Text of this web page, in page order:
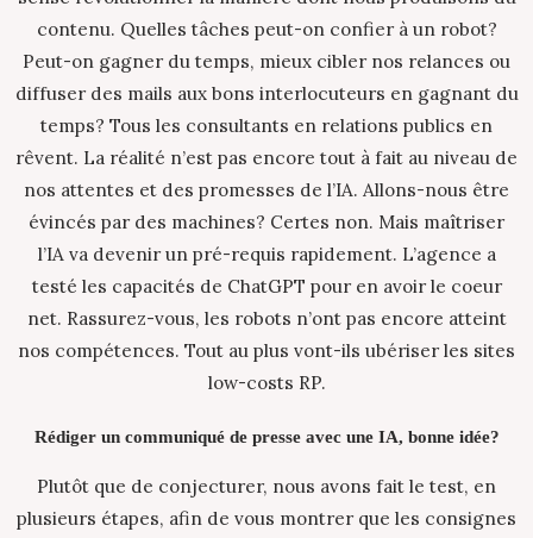
contenu. Quelles tâches peut-on confier à un robot?
Peut-on gagner du temps, mieux cibler nos relances ou
diffuser des mails aux bons interlocuteurs en gagnant du
temps? Tous les consultants en relations publics en
rêvent. La réalité n’est pas encore tout à fait au niveau de
nos attentes et des promesses de l’IA. Allons-nous être
évincés par des machines? Certes non. Mais maîtriser
l’IA va devenir un pré-requis rapidement. L’agence a
testé les capacités de ChatGPT pour en avoir le coeur
net. Rassurez-vous, les robots n’ont pas encore atteint
nos compétences. Tout au plus vont-ils ubériser les sites
low-costs RP.
Rédiger un communiqué de presse avec une IA, bonne idée?
Plutôt que de conjecturer, nous avons fait le test, en
plusieurs étapes, afin de vous montrer que les consignes